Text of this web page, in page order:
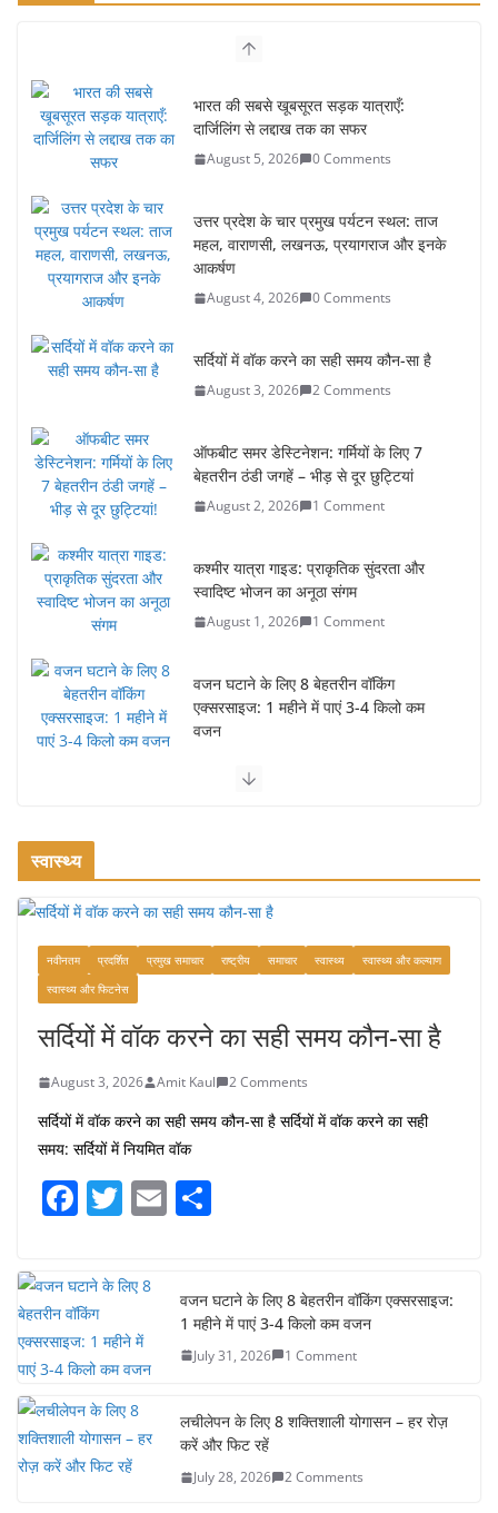
भारत की सबसे खूबसूरत सड़क यात्राएँ:
दार्जिलिंग से लद्दाख तक का सफर
August 5, 2026 0 Comments
उत्तर प्रदेश के चार प्रमुख पर्यटन स्थल: ताज
महल, वाराणसी, लखनऊ, प्रयागराज और इनके
आकर्षण
August 4, 2026 0 Comments
सर्दियों में वॉक करने का सही समय कौन-सा है
August 3, 2026 2 Comments
ऑफबीट समर डेस्टिनेशन: गर्मियों के लिए 7
बेहतरीन ठंडी जगहें – भीड़ से दूर छुट्टियां
August 2, 2026 1 Comment
कश्मीर यात्रा गाइड: प्राकृतिक सुंदरता और
स्वादिष्ट भोजन का अनूठा संगम
August 1, 2026 1 Comment
वजन घटाने के लिए 8 बेहतरीन वॉकिंग
एक्सरसाइज: 1 महीने में पाएं 3-4 किलो कम
वजन
July 30, 2026
खाने के शौकीनों के लिए कश्मीर के 5 बेहतरीन
August 6, 2026 1 Comment
स्वास्थ्य
नवीनतम प्रदर्शित प्रमुख समाचार राष्ट्रीय समाचार स्वास्थ्य
स्वास्थ्य और कल्याण
स्वास्थ्य और फिटनेस
सर्दियों में वॉक करने का सही समय कौन-सा है
August 3, 2026 Amit Kaul 2 Comments
सर्दियों में वॉक करने का सही समय कौन-सा है सर्दियों में वॉक करने का सही
समय: सर्दियों में नियमित वॉक
F
c
e
b
o
o
k
T
itt
er
E
e
वजन घटाने के लिए 8 बेहतरीन वॉकिंग एक्सरसाइज:
1 महीने में पाएं 3-4 किलो कम वजन
July 31, 2026 1 Comment
लचीलेपन के लिए 8 शक्तिशाली योगासन – हर रोज़
करें और फिट रहें
July 28, 2026 2 Comments